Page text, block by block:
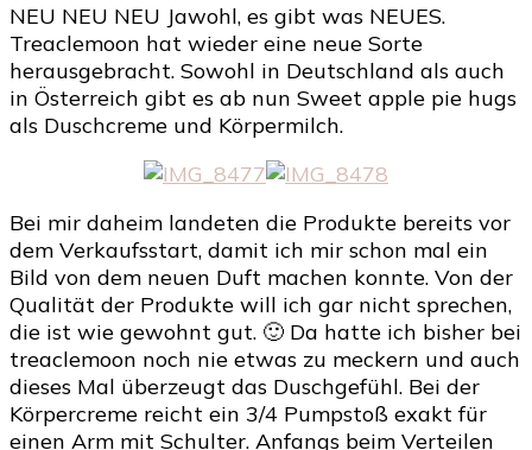
NEU NEU NEU Jawohl, es gibt was NEUES.
Treaclemoon hat wieder eine neue Sorte
herausgebracht. Sowohl in Deutschland als auch
in Österreich gibt es ab nun Sweet apple pie hugs
als Duschcreme und Körpermilch.
Bei mir daheim landeten die Produkte bereits vor
dem Verkaufsstart, damit ich mir schon mal ein
Bild von dem neuen Duft machen konnte. Von der
Qualität der Produkte will ich gar nicht sprechen,
die ist wie gewohnt gut. 🙂 Da hatte ich bisher bei
treaclemoon noch nie etwas zu meckern und auch
dieses Mal überzeugt das Duschgefühl. Bei der
Körpercreme reicht ein 3/4 Pumpstoß exakt für
einen Arm mit Schulter. Anfangs beim Verteilen